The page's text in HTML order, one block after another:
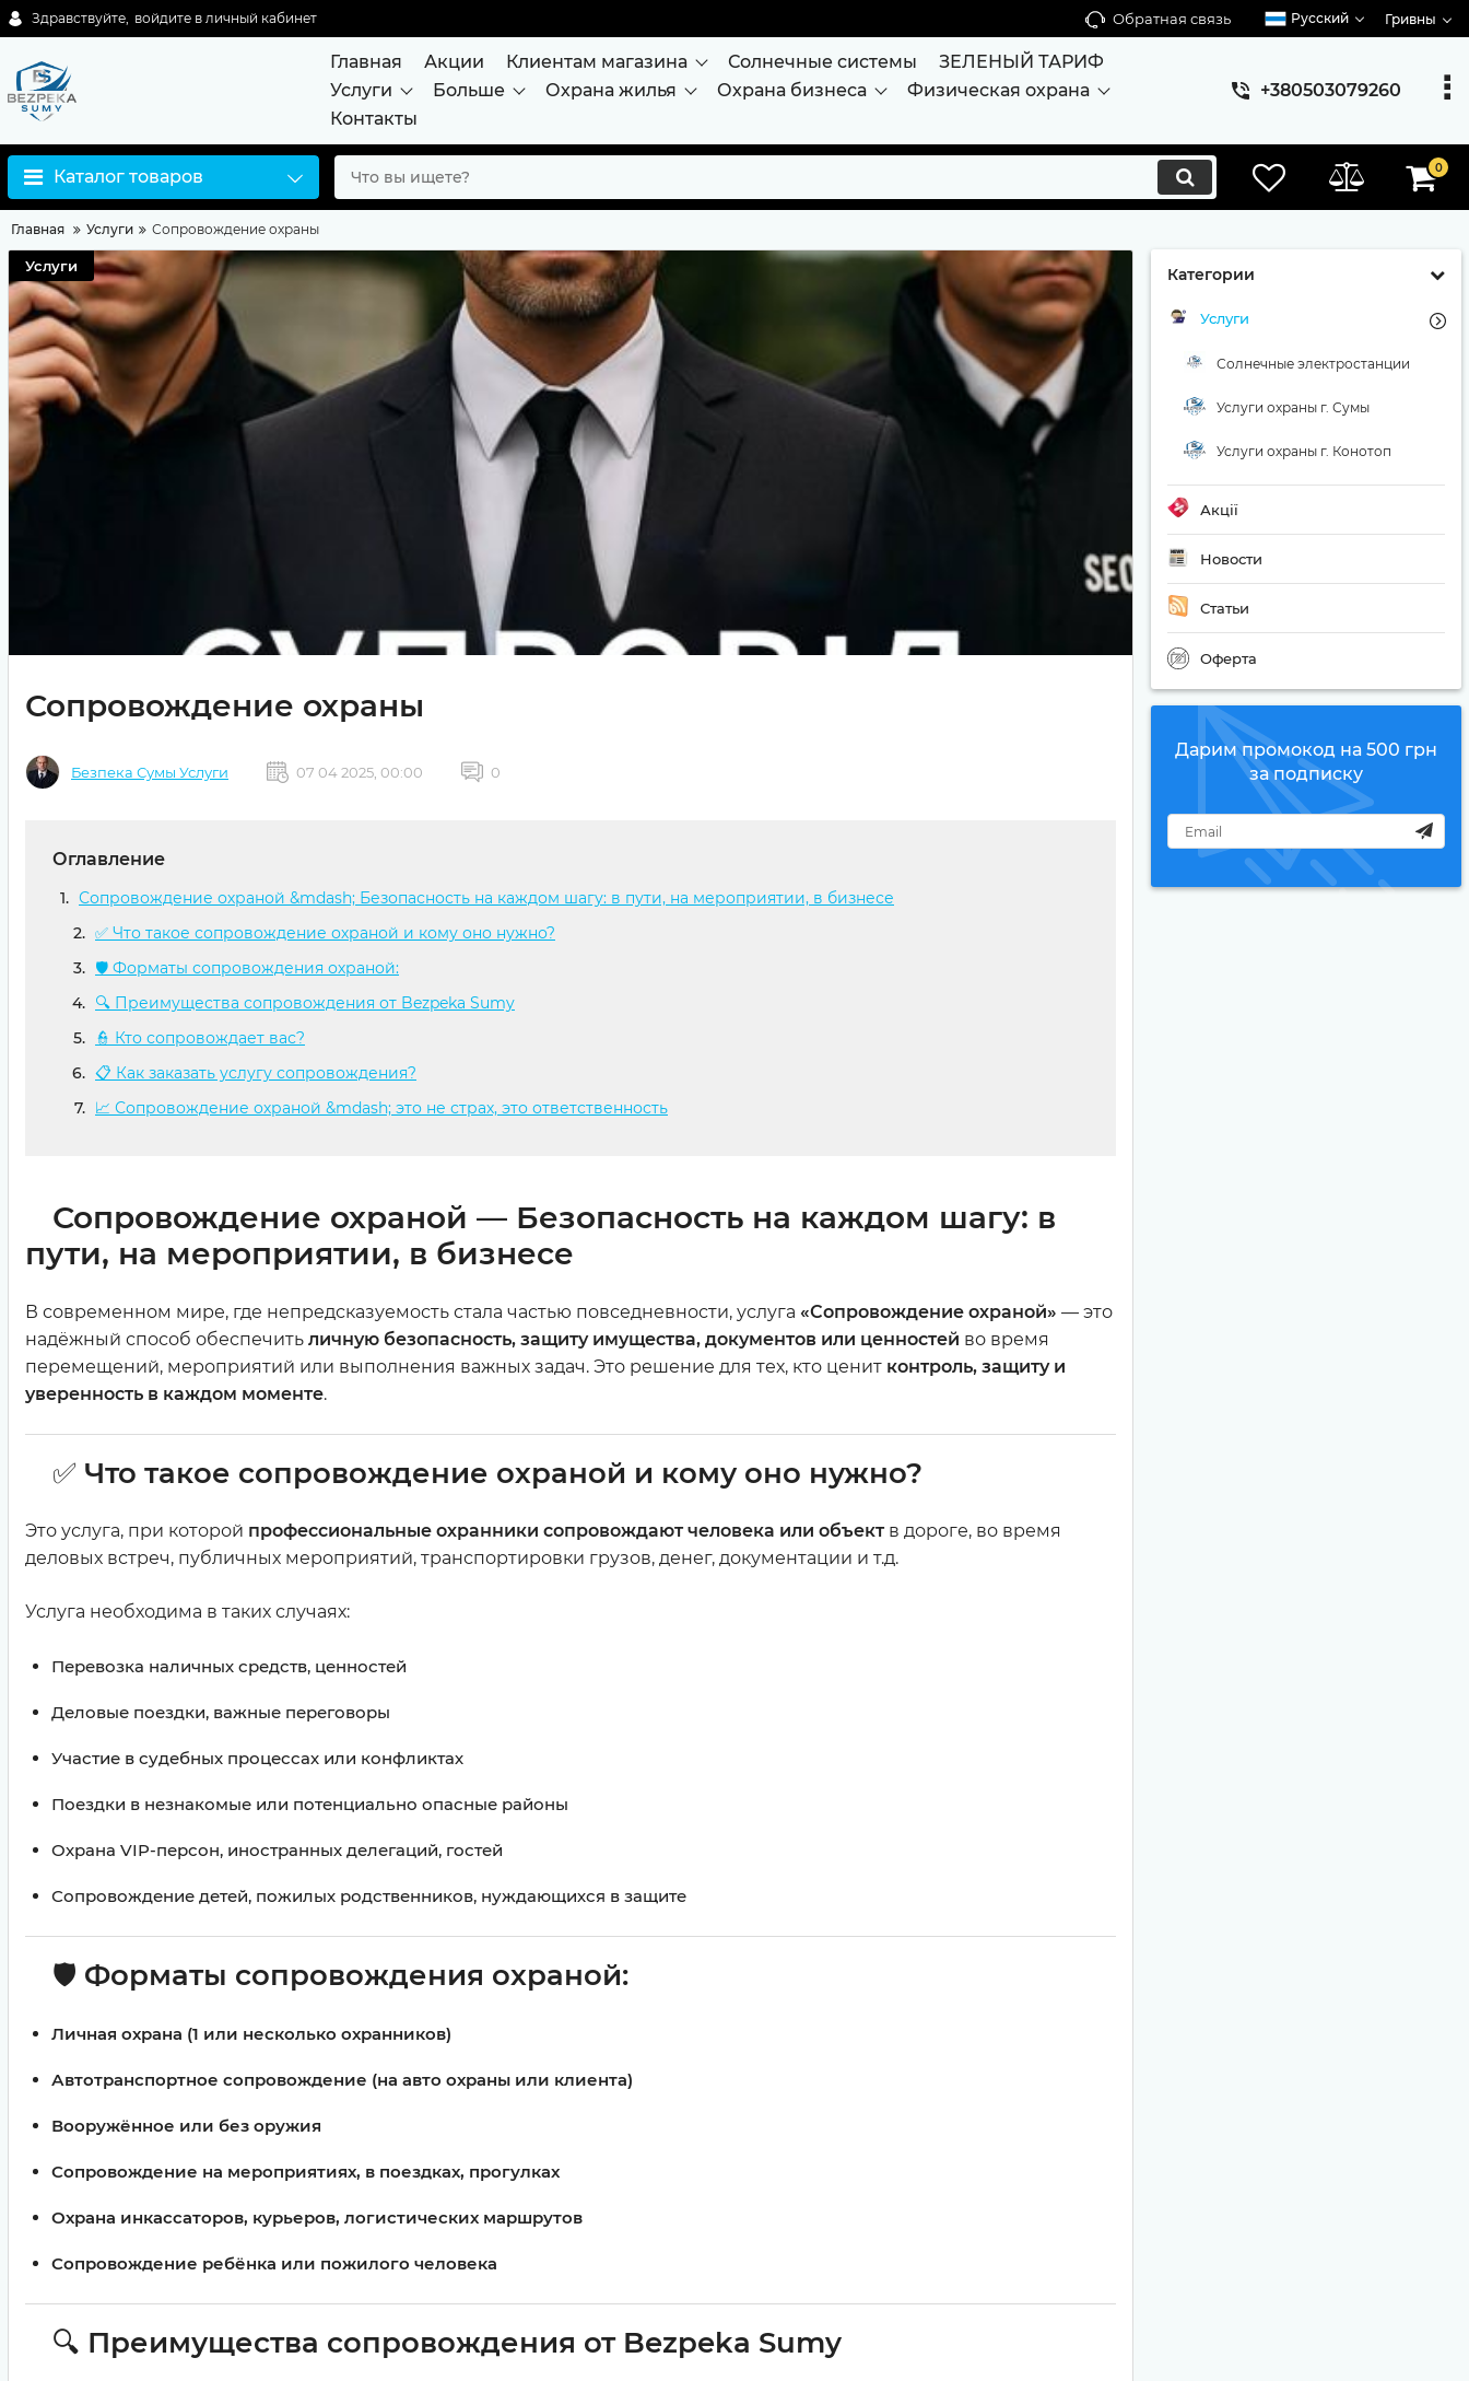
Здравствуйте, войдите в личный кабинет Обратная связь Русский Гривны
Главная Акции Клиентам магазина Солнечные системы
ЗЕЛЕНЫЙ ТАРИФ
Услуги
Больше Охрана жилья Охрана бизнеса
Физическая охрана
Контакты
+380503079260
Каталог товаров 0
Главная Услуги Сопровождение охраны
Категории
Услуги
Солнечные электростанции
Услуги охраны г. Сумы
Услуги охраны г. Конотоп
Акції
Новости
Статьи
Оферта
Дарим промокод на 500 грн
за подписку
Услуги
Сопровождение охраны
Безпека Сумы Услуги 07 04 2025, 00:00 0
Оглавление
Сопровождение охраной &mdash; Безопасность на каждом шагу: в пути, на мероприятии, в бизнесе
✅ Что такое сопровождение охраной и кому оно нужно?
🛡 Форматы сопровождения охраной:
🔍 Преимущества сопровождения от Bezpeka Sumy
👮 Кто сопровождает вас?
📋 Как заказать услугу сопровождения?
📈 Сопровождение охраной &mdash; это не страх, это ответственность
Сопровождение охраной — Безопасность на каждом шагу: в
пути, на мероприятии, в бизнесе
В современном мире, где непредсказуемость стала частью повседневности, услуга «Сопровождение охраной» — это
надёжный способ обеспечить личную безопасность, защиту имущества, документов или ценностей во время
перемещений, мероприятий или выполнения важных задач. Это решение для тех, кто ценит контроль, защиту и
уверенность в каждом моменте.
✅ Что такое сопровождение охраной и кому оно нужно?
Это услуга, при которой профессиональные охранники сопровождают человека или объектв дороге, во время
деловых встреч, публичных мероприятий, транспортировки грузов, денег, документации и т.д.
Услуга необходима в таких случаях:
Перевозка наличных средств, ценностей
Деловые поездки, важные переговоры
Участие в судебных процессах или конфликтах
Поездки в незнакомые или потенциально опасные районы
Охрана VIP-персон, иностранных делегаций, гостей
Сопровождение детей, пожилых родственников, нуждающихся в защите
🛡 Форматы сопровождения охраной:
Личная охрана (1 или несколько охранников)
Автотранспортное сопровождение (на авто охраны или клиента)
Вооружённое или без оружия
Сопровождение на мероприятиях, в поездках, прогулках
Охрана инкассаторов, курьеров, логистических маршрутов
Сопровождение ребёнка или пожилого человека
🔍 Преимущества сопровождения от Bezpeka Sumy